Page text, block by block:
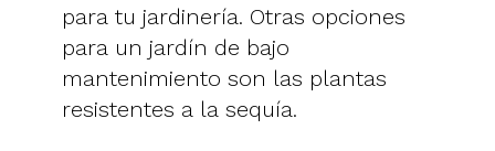
para tu jardinería. Otras opciones
para un jardín de bajo
mantenimiento son las plantas
resistentes a la sequía.